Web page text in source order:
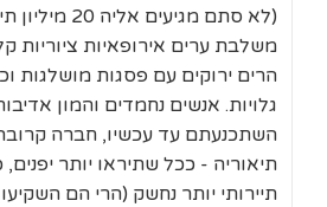
(לא סתם מגיעים
משלבת ערים אירופאיות ציוריות
הרים ירוקים עם פסגות מושלגות
גלויות. אנשים נחמדים והמון
השתכנעתם עד עכשיו, חברה
תיאוריה - ככל שתיראו יותר
תיירותי יותר נחשק (הרי הם